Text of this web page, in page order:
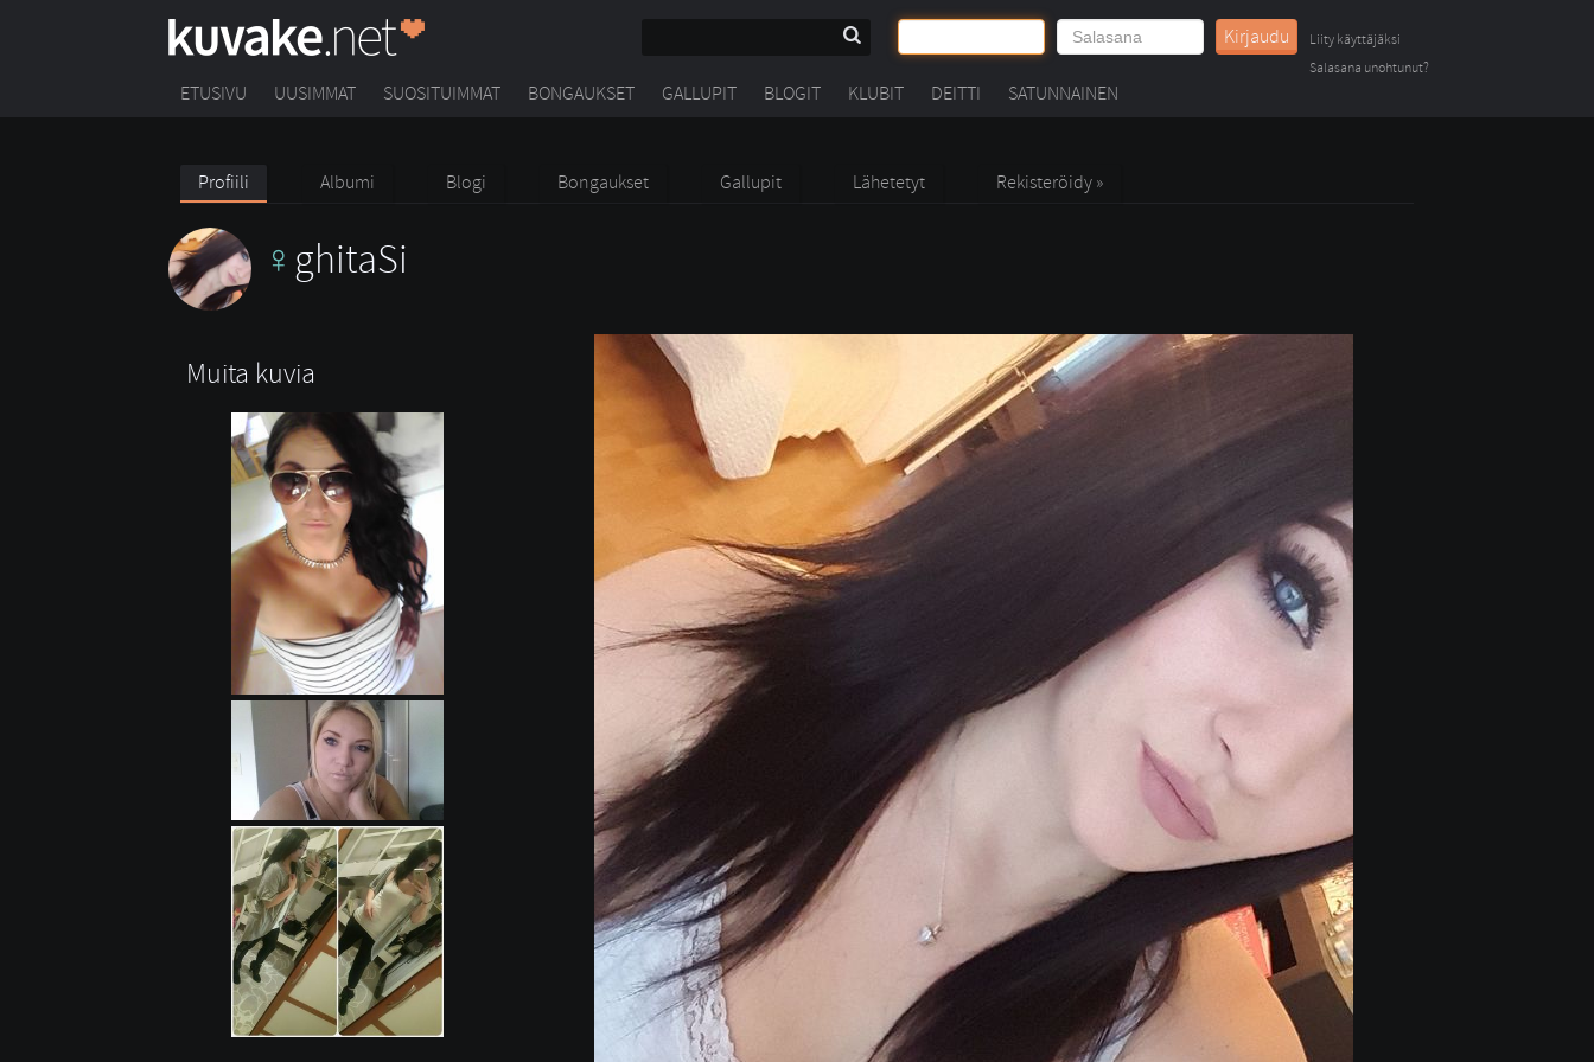
Kirjaudu
Liity käyttäjäksi
Salasana unohtunut?
ETUSIVU UUSIMMAT SUOSITUIMMAT BONGAUKSET GALLUPIT BLOGIT KLUBIT DEITTI SATUNNAINEN
Profiili Albumi Blogi Bongaukset Gallupit Lähetetyt Rekisteröidy »
ghitaSi
Muita kuvia